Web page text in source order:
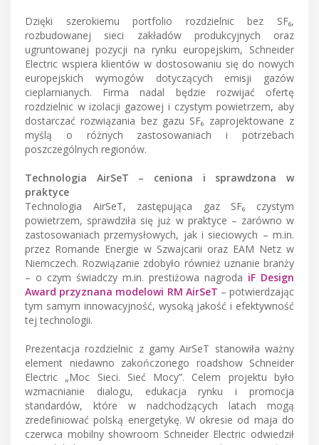
Dzięki szerokiemu portfolio rozdzielnic bez SF₆,
rozbudowanej sieci zakładów produkcyjnych oraz
ugruntowanej pozycji na rynku europejskim, Schneider
Electric wspiera klientów w dostosowaniu się do nowych
europejskich wymogów dotyczących emisji gazów
cieplarnianych. Firma nadal będzie rozwijać ofertę
rozdzielnic w izolacji gazowej i czystym powietrzem, aby
dostarczać rozwiązania bez gazu SF₆ zaprojektowane z
myślą o różnych zastosowaniach i potrzebach
poszczególnych regionów.
Technologia AirSeT – ceniona i sprawdzona w
praktyce
Technologia AirSeT, zastępująca gaz SF₆ czystym
powietrzem, sprawdziła się już w praktyce – zarówno w
zastosowaniach przemysłowych, jak i sieciowych – m.in.
przez Romande Energie w Szwajcarii oraz EAM Netz w
Niemczech. Rozwiązanie zdobyło również uznanie branży
– o czym świadczy m.in. prestiżowa nagroda iF Design
Award przyznana modelowi RM AirSeT – potwierdzając
tym samym innowacyjność, wysoką jakość i efektywność
tej technologii.
Prezentacja rozdzielnic z gamy AirSeT stanowiła ważny
element niedawno zakończonego roadshow Schneider
Electric „Moc Sieci. Sieć Mocy”. Celem projektu było
wzmacnianie dialogu, edukacja rynku i promocja
standardów, które w nadchodzących latach mogą
zredefiniować polską energetykę. W okresie od maja do
czerwca mobilny showroom Schneider Electric odwiedził